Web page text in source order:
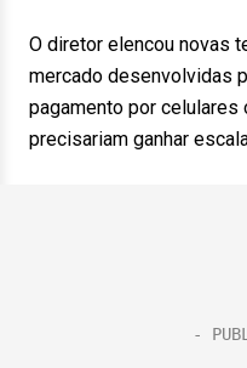
O diretor elencou novas
mercado desenvolvidas
pagamento por celulares
precisariam ganhar